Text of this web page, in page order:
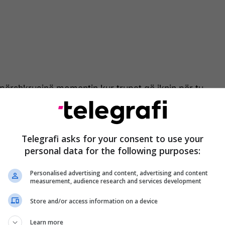
momentin kur trupat që iknin për tu
mbrojtës në buzë të një moçali dhe - duke
shpejti do të vdisnin – shkruan mesazhe për të
se është publikuar nga Pentagoni, u bë publike
ushtria lëshoi një pjesë të raportit përfundimtar të
ekipi po kthehej nga një aksion kur u sulmua
militantë jashtë fshatit Tongo Tongo.
Telegrafi asks for your consent to use your
personal data for the following purposes:
Personalised advertising and content, advertising and content
measurement, audience research and services development
Store and/or access information on a device
Learn more